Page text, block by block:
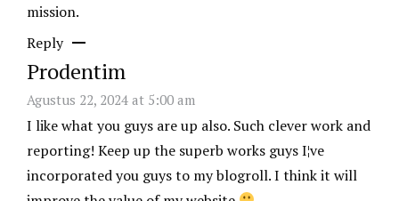
mission.
Reply
Prodentim
Agustus 22, 2024 at 5:00 am
I like what you guys are up also. Such clever work and
reporting! Keep up the superb works guys I¦ve
incorporated you guys to my blogroll. I think it will